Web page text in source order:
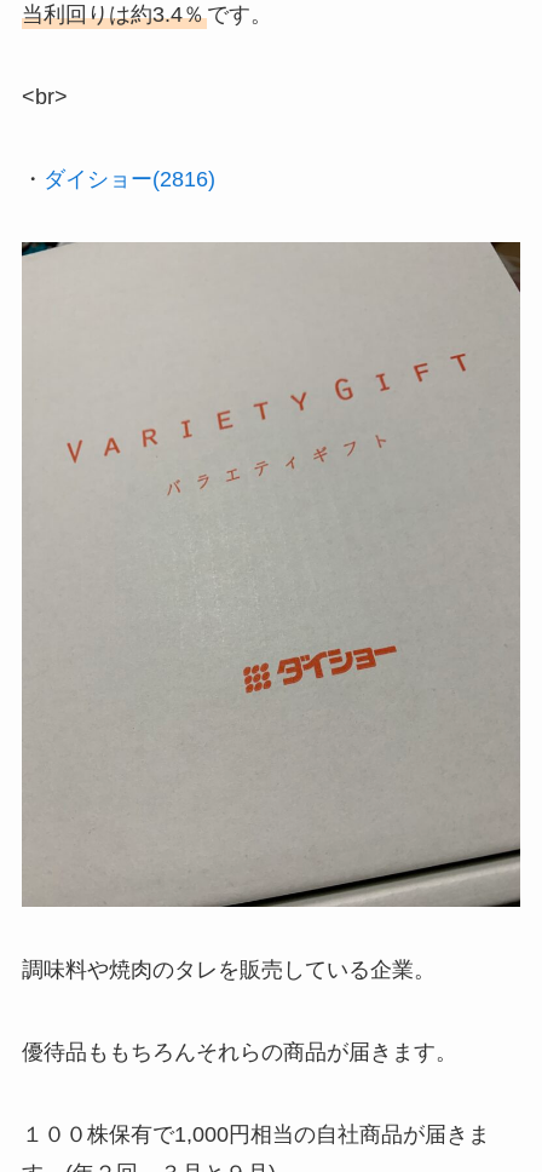
当利回りは約3.4％です。
<br>
・ ダイショー(2816)
調味料や焼肉のタレを販売している企業。
優待品ももちろんそれらの商品が届きます。
１００株保有で1,000円相当の自社商品が届きま